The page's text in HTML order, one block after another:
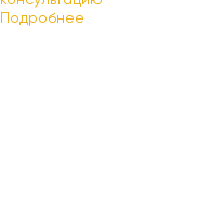
Подробнее